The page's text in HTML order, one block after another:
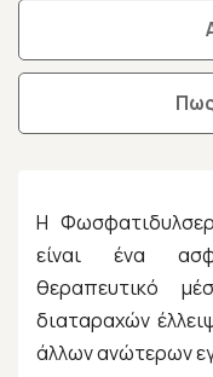
Η
είναι ένα
θεραπευτικό
διαταραχών
άλλων ανώτερων